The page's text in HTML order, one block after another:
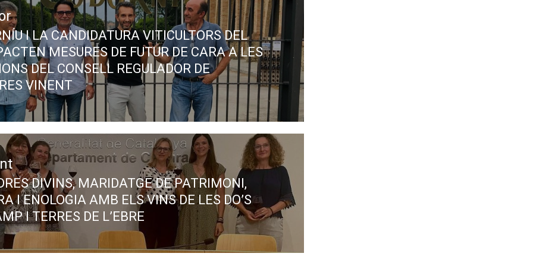
I LA CANDIDATURA VITICULTORS DEL
MESURES DE FUTUR DE CARA A LES
DEL CONSELL REGULADOR DE
VINENT
DIVINS, MARIDATGE DE PATRIMONI,
I ENOLOGIA AMB ELS VINS DE LES DO’S
I TERRES DE L’EBRE